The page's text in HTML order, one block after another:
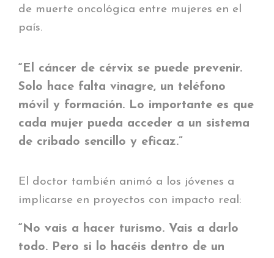
de muerte oncológica entre mujeres en el
país.
“El cáncer de cérvix se puede prevenir.
Solo hace falta vinagre, un teléfono
móvil y formación. Lo importante es que
cada mujer pueda acceder a un sistema
de cribado sencillo y eficaz.”
El doctor también animó a los jóvenes a
implicarse en proyectos con impacto real:
“No vais a hacer turismo. Vais a darlo
todo. Pero si lo hacéis dentro de un